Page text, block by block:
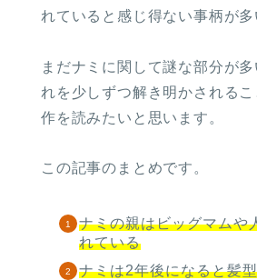
れていると感じ得ない事柄が多
まだナミに関して謎な部分が
れを少しずつ解き明かされる
作を読みたいと思います。
この記事のまとめです。
ナミの親はビッグマムや
れている
ナミは2年後になると髪